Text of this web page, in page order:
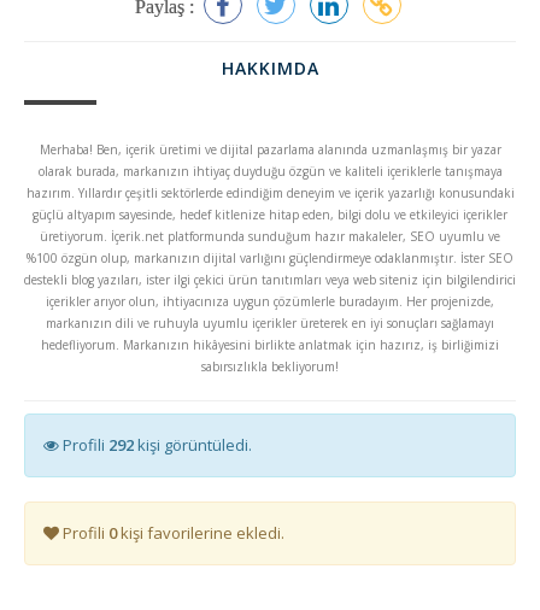
Paylaş :
HAKKIMDA
Merhaba! Ben, içerik üretimi ve dijital pazarlama alanında uzmanlaşmış bir yazar
olarak burada, markanızın ihtiyaç duyduğu özgün ve kaliteli içeriklerle tanışmaya
hazırım. Yıllardır çeşitli sektörlerde edindiğim deneyim ve içerik yazarlığı konusundaki
güçlü altyapım sayesinde, hedef kitlenize hitap eden, bilgi dolu ve etkileyici içerikler
üretiyorum. İçerik.net platformunda sunduğum hazır makaleler, SEO uyumlu ve
%100 özgün olup, markanızın dijital varlığını güçlendirmeye odaklanmıştır. İster SEO
destekli blog yazıları, ister ilgi çekici ürün tanıtımları veya web siteniz için bilgilendirici
içerikler arıyor olun, ihtiyacınıza uygun çözümlerle buradayım. Her projenizde,
markanızın dili ve ruhuyla uyumlu içerikler üreterek en iyi sonuçları sağlamayı
hedefliyorum. Markanızın hikâyesini birlikte anlatmak için hazırız, iş birliğimizi
sabırsızlıkla bekliyorum!
Profili 292kişi görüntüledi.
Profili 0kişi favorilerine ekledi.